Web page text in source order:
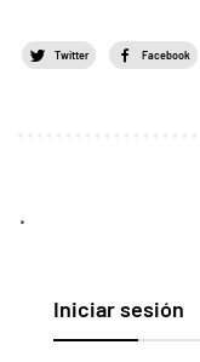
Twitter Facebook
.
Iniciar sesión